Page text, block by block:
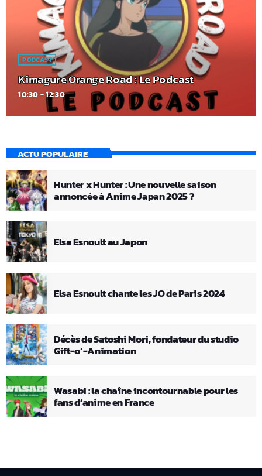
PODCAST
Kimagure Orange Road : Le Podcast
10:30 - 12:30
ACTU POPULAIRE
Hunter x Hunter : Une nouvelle saison
annoncée à Anime Japan 2025 ?
Elsa Esnoult au Japon
Elsa Esnoult chante les JO de Paris 2024
Décès de Satoshi Mori, fondateur du studio
Gift-o’-Animation
Wasabi : la chaîne incontournable pour les
fans d’anime en France